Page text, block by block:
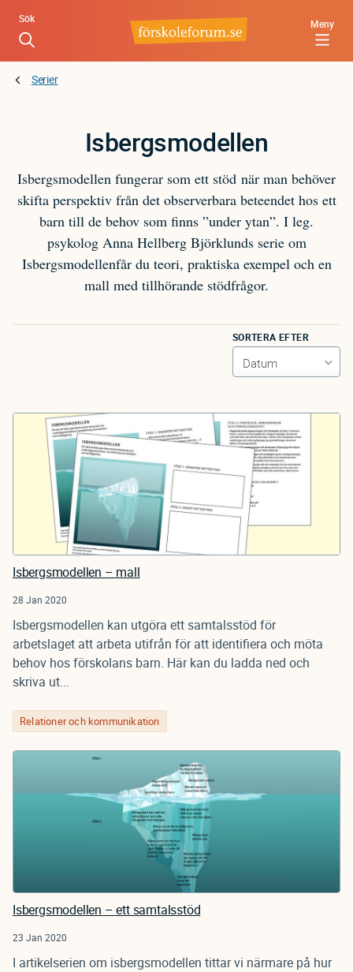
Hoppa
huvudinnehåll
Meny
Sök
Serier
Isbergsmodellen
Isbergsmodellen fungerar som ett stöd när man behöver
skifta perspektiv från det observerbara beteendet hos ett
barn till de behov som finns ”under ytan”. I leg.
psykolog Anna Hellberg Björklunds serie om
Isbergsmodellenfår du teori, praktiska exempel och en
mall med tillhörande stödfrågor.
SORTERA EFTER
Isbergsmodellen – mall
28 Jan 2020
Isbergsmodellen kan utgöra ett samtalsstöd för
arbetslaget att arbeta utifrån för att identifiera och möta
behov hos förskolans barn. Här kan du ladda ned och
skriva ut...
Relationer och kommunikation
Isbergsmodellen – ett samtalsstöd
23 Jan 2020
I artikelserien om isbergsmodellen tittar vi närmare på hur